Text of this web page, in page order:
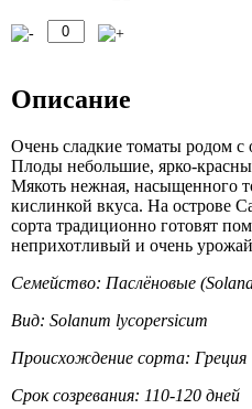
Описание
Очень сладкие томаты родом с
Плоды небольшие, ярко-
Мякоть нежная, насыщенного
кислинкой вкуса. На острове
сорта традиционно готовят
неприхотливый и очень
Семейство: Паслёновые
Вид: Solanum lycopersicum
Происхождение сорта: Греция
Срок созревания: 110-120 дней